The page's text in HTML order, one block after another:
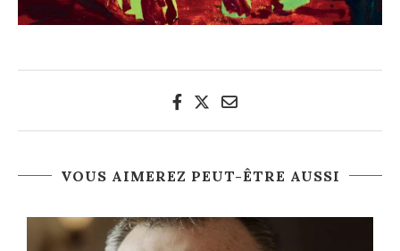
VOUS AIMEREZ PEUT-ÊTRE AUSSI